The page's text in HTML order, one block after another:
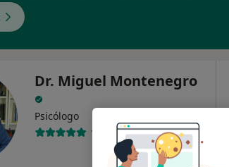
Dr. Miguel Montenegro
Psicólogo
13 opiniões